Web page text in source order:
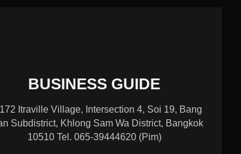
BUSINESS GUIDE
Itraville Village, Intersection 4, Soi 19, Bang
Subdistrict, Khlong Sam Wa District, Bangkok
10510 Tel. 065-39444620 (Pim)